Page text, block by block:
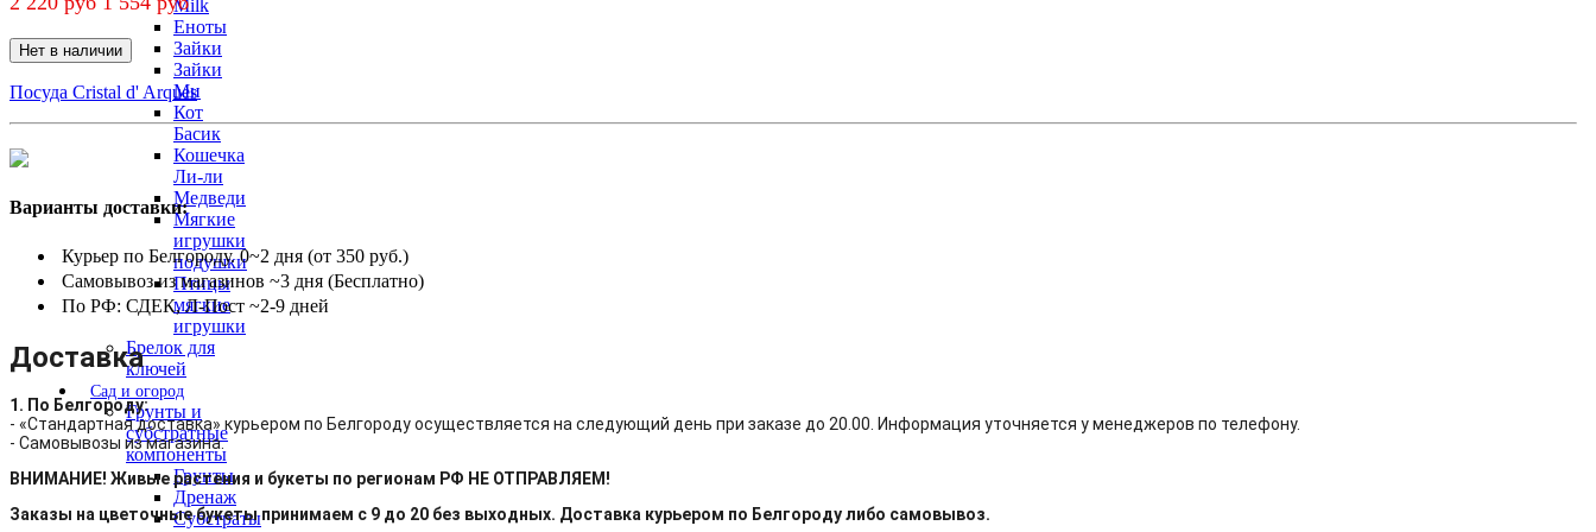
Milk
Еноты
Зайки
Зайки
Ми
Кот
Басик
Кошечка
Ли-ли
Медведи
Мягкие
игрушки
подушки
Птицы
мягкие
игрушки
Брелок для
ключей
Сад и огород
Грунты и
субстратные
компоненты
Грунты
Дренаж
Субстраты
Нет в наличии
Посуда Cristal d' Arques
Варианты доставки:
Курьер по Белгороду. 0~2 дня (от 350 руб.)
Самовывоз из магазинов ~3 дня (Бесплатно)
По РФ: СДЕК, Л-Пост ~2-9 дней
Доставка
1. По Белгороду:
- «Стандартная доставка» курьером по Белгороду осуществляется на следующий день при заказе до 20.00. Информация уточняется у менеджеров по телефону.
- Самовывозы из магазина.
ВНИМАНИЕ! Живые растения и букеты по регионам РФ НЕ ОТПРАВЛЯЕМ!
Заказы на цветочные букеты принимаем с 9 до 20 без выходных. Доставка курьером по Белгороду либо самовывоз.